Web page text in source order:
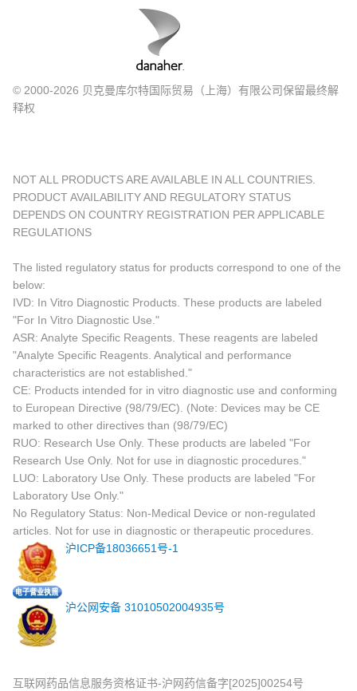
© 2000-2026 贝克曼库尔特国际贸易（上海）有限公司保留最终解
释权
NOT ALL PRODUCTS ARE AVAILABLE IN ALL COUNTRIES.
PRODUCT AVAILABILITY AND REGULATORY STATUS
DEPENDS ON COUNTRY REGISTRATION PER APPLICABLE
REGULATIONS
The listed regulatory status for products correspond to one of the
below:
IVD: In Vitro Diagnostic Products. These products are labeled
"For In Vitro Diagnostic Use."
ASR: Analyte Specific Reagents. These reagents are labeled
"Analyte Specific Reagents. Analytical and performance
characteristics are not established."
CE: Products intended for in vitro diagnostic use and conforming
to European Directive (98/79/EC). (Note: Devices may be CE
marked to other directives than (98/79/EC)
RUO: Research Use Only. These products are labeled "For
Research Use Only. Not for use in diagnostic procedures."
LUO: Laboratory Use Only. These products are labeled "For
Laboratory Use Only."
No Regulatory Status: Non-Medical Device or non-regulated
articles. Not for use in diagnostic or therapeutic procedures.
沪ICP备18036651号-1
沪公网安备 31010502004935号
互联网药品信息服务资格证书-沪网药信备字[2025]00254号